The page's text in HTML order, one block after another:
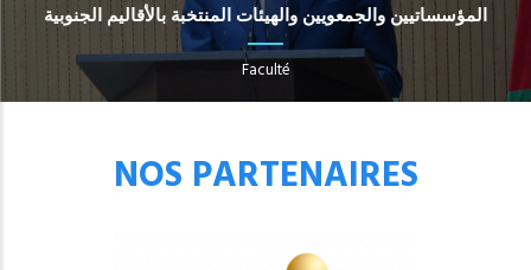
المؤسساتيين والجمعويين والهيئات المنتخبة بالأقاليم الجنوبية
Faculté
NOS PARTENAIRES